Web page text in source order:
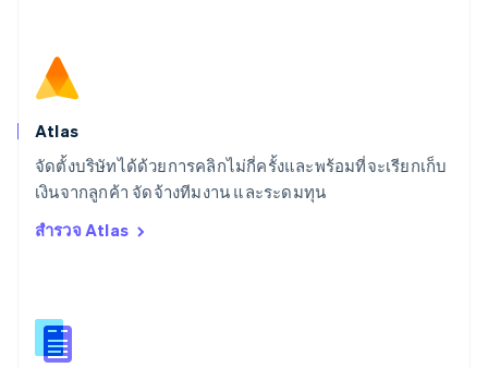
Atlas
จัดตั้งบริษัทได้ด้วยการคลิกไม่กี่ครั้งและพร้อมที่จะเรียกเก็บ
เงินจากลูกค้า จัดจ้างทีมงาน และระดมทุน
สำรวจ Atlas
สวิตเซอร์แลนด์
Deutsch
สวีเดน
สหรัฐอเมริกา
EnglishEspañol简体中文
English
English
สิงคโปร์